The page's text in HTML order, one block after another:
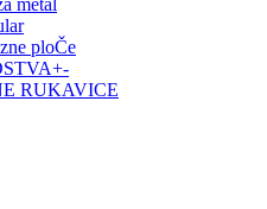
ploČe
+-
RUKAVICE